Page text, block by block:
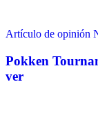
Artículo de opinión
Pokken
ver